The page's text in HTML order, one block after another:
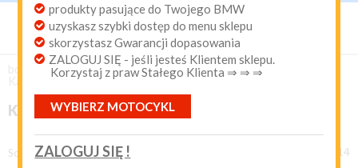
produkty pasujące do Twojego BMW
uzyskasz szybki dostęp do menu sklepu
skorzystasz Gwarancji dopasowania
ZALOGUJ SIĘ - jeśli jesteś Klientem sklepu.
Korzystaj z praw Stałego Klienta ⇒ ⇒ ⇒
WYBIERZ MOTOCYKL
ZALOGUJ SIĘ !
Login:
Hasło:
Produkty dopasowane do Twojego motocykla
BMW. Program Rabatowy po pierwszych zakupach. Od 20
lat on-line kurier Inpost i Paczkomat od 9.90 zł
boxer-parts / UCHWYTY GPS KAMERY
/
Kamery i mocowania
KAMERY I MOCOWANIA
Sortuj według produkty 1 - 14 z 14